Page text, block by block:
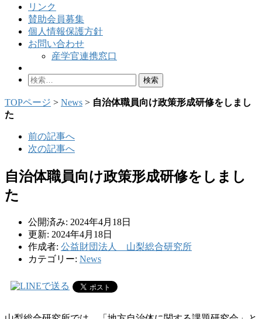
リンク
賛助会員募集
個人情報保護方針
お問い合わせ
産学官連携窓口
検
TOPページ > News > 自治体職員向け政策形成研修をしまし
た
前の記事へ
次の記事へ
自治体職員向け政策形成研修をしまし
た
公開済み: 2024年4月18日
更新: 2024年4月18日
作成者: 公益財団法人 山梨総合研究所
カテゴリー: News